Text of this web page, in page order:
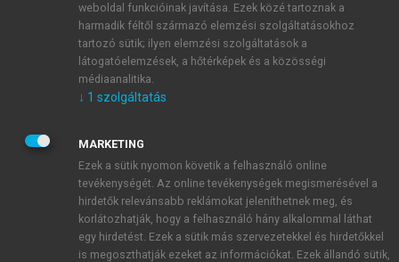
E-MAIL-CÍM
JELSZÓ
JELSZÓ ÚJRA
weboldal funkcióinak javítása. Ezek közé tartoznak a
harmadik féltől származó elemzési szolgáltatásokhoz
tartozó sütik; ilyen elemzési szolgáltatások a
látogatóelemzések, a hőtérképek és a közösségi
médiaanalitika.
↓ 1 szolgáltatás
MARKETING
Ezek a sütik nyomon követik a felhasználó online
tevékenységét. Az online tevékenységek megismerésével a
hirdetők relevánsabb reklámokat jeleníthetnek meg, és
korlátozhatják, hogy a felhasználó hány alkalommal láthat
egy hirdetést. Ezek a sütik más szervezetekkel és hirdetőkkel
is megoszthatják ezeket az információkat. Ezek állandó sütik,